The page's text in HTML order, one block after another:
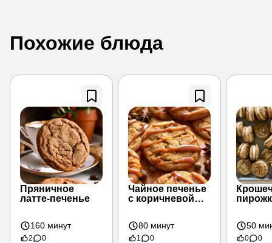
Похожие блюда
Пряничное
латте-печенье
160 минут
2 0
Чайное печенье
с коричневой
80 минут
1 0
50
0 0